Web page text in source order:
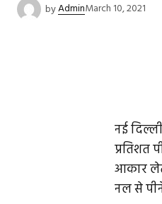
byAdminMarch 10, 2021
नई
प्रतिशत
आकार
नल से